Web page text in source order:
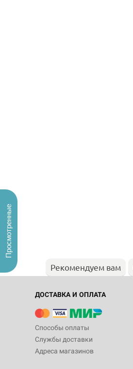
Рекомендуем вам
ДОСТАВКА И ОПЛАТА
Способы оплаты
Службы доставки
Адреса магазинов
Просмотренные